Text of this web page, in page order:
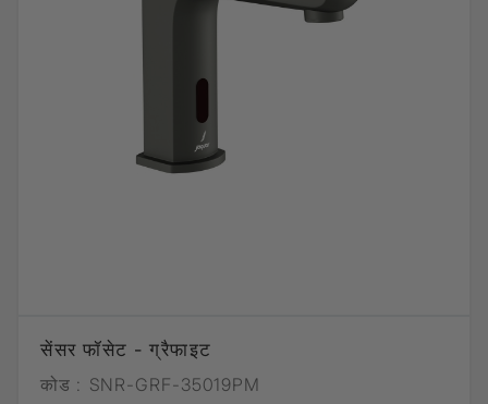
सेंसर फॉसेट - ग्रैफाइट
कोड : SNR-GRF-35019PM